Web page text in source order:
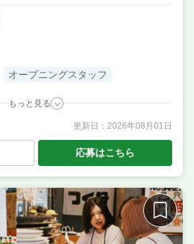
オープニングスタッフ
もっと見る
／ 店長候補・マネージャー ／
フ・板長など） ／ 調理・キッチン
／ サービス・ホール ／ その他
菜のおばんざい／古民家居酒屋
3-68-6
更新日： 2026年08月01日
応募はこちら